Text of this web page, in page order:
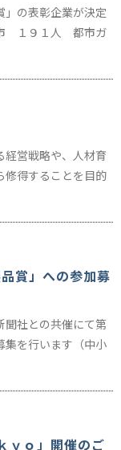
」の表彰企業が決定
市 １９１人 都市ガ
経営戦略や、人材育
修得することを目的
賞」への参加募
聞社との共催にて第
集を行います（中小
ｙｏ」開催のご